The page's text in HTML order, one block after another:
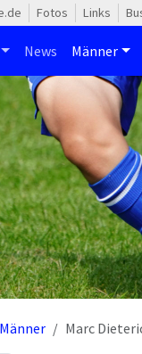
Fotos Links
News Männer
Marc